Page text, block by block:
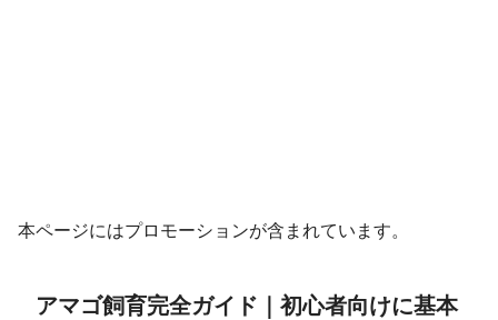
本ページにはプロモーションが含まれています。
アマゴ飼育完全ガイド｜初心者向けに基本